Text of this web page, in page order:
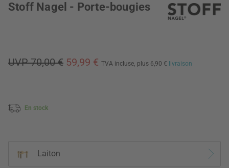
Stoff Nagel - Porte-bougies
UVP 70,00 € 59,99 € TVA incluse, plus 6,90 € livraison
En stock
Laiton